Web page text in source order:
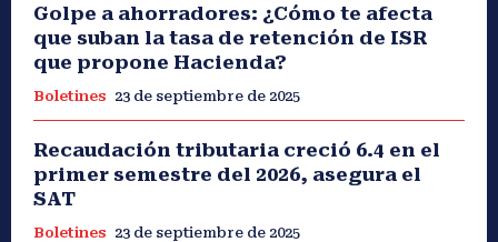
Golpe a ahorradores: ¿Cómo te afecta
que suban la tasa de retención de ISR
que propone Hacienda?
Boletines 23 de septiembre de 2025
Recaudación tributaria creció 6.4 en el
primer semestre del 2026, asegura el
SAT
Boletines 23 de septiembre de 2025